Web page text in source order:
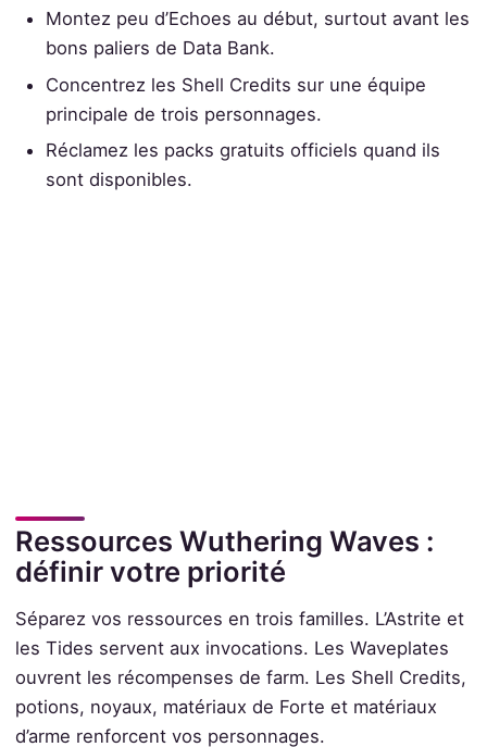
Montez peu d’Echoes au début, surtout avant les
bons paliers de Data Bank.
Concentrez les Shell Credits sur une équipe
principale de trois personnages.
Réclamez les packs gratuits officiels quand ils
sont disponibles.
Ressources Wuthering Waves :
définir votre priorité
Séparez vos ressources en trois familles. L’Astrite et
les Tides servent aux invocations. Les Waveplates
ouvrent les récompenses de farm. Les Shell Credits,
potions, noyaux, matériaux de Forte et matériaux
d’arme renforcent vos personnages.